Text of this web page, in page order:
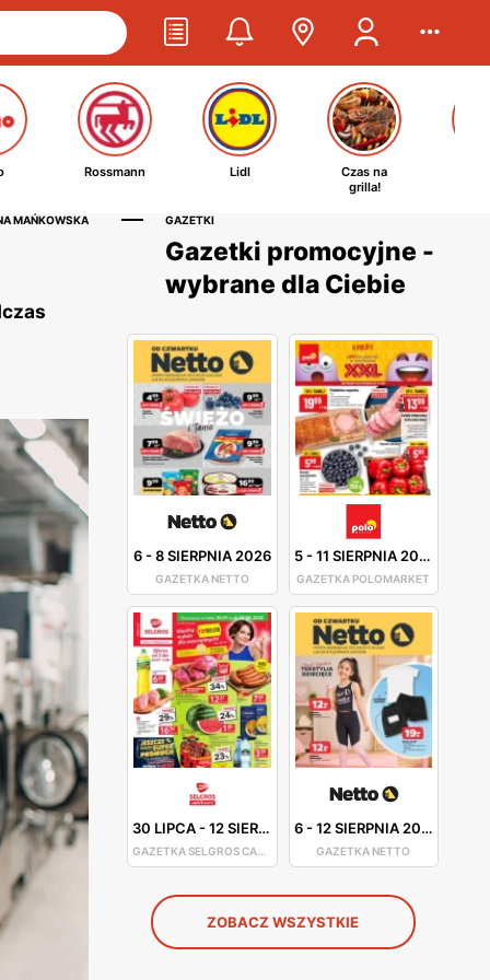
Rossmann Lidl
Czas na
grilla!
MAŃKOWSKA GAZETKI
Gazetki promocyjne -
wybrane dla Ciebie
6-8 SIERPNIA 2026
GAZETKA NETTO
5-11 SIERPNIA 2026
GAZETKA POLOMARKET
30 LIPCA-12 SIERPNIA 2026
GAZETKA SELGROS CASH&CARRY
6-12 SIERPNIA 2026
GAZETKA NETTO
ZOBACZ WSZYSTKIE